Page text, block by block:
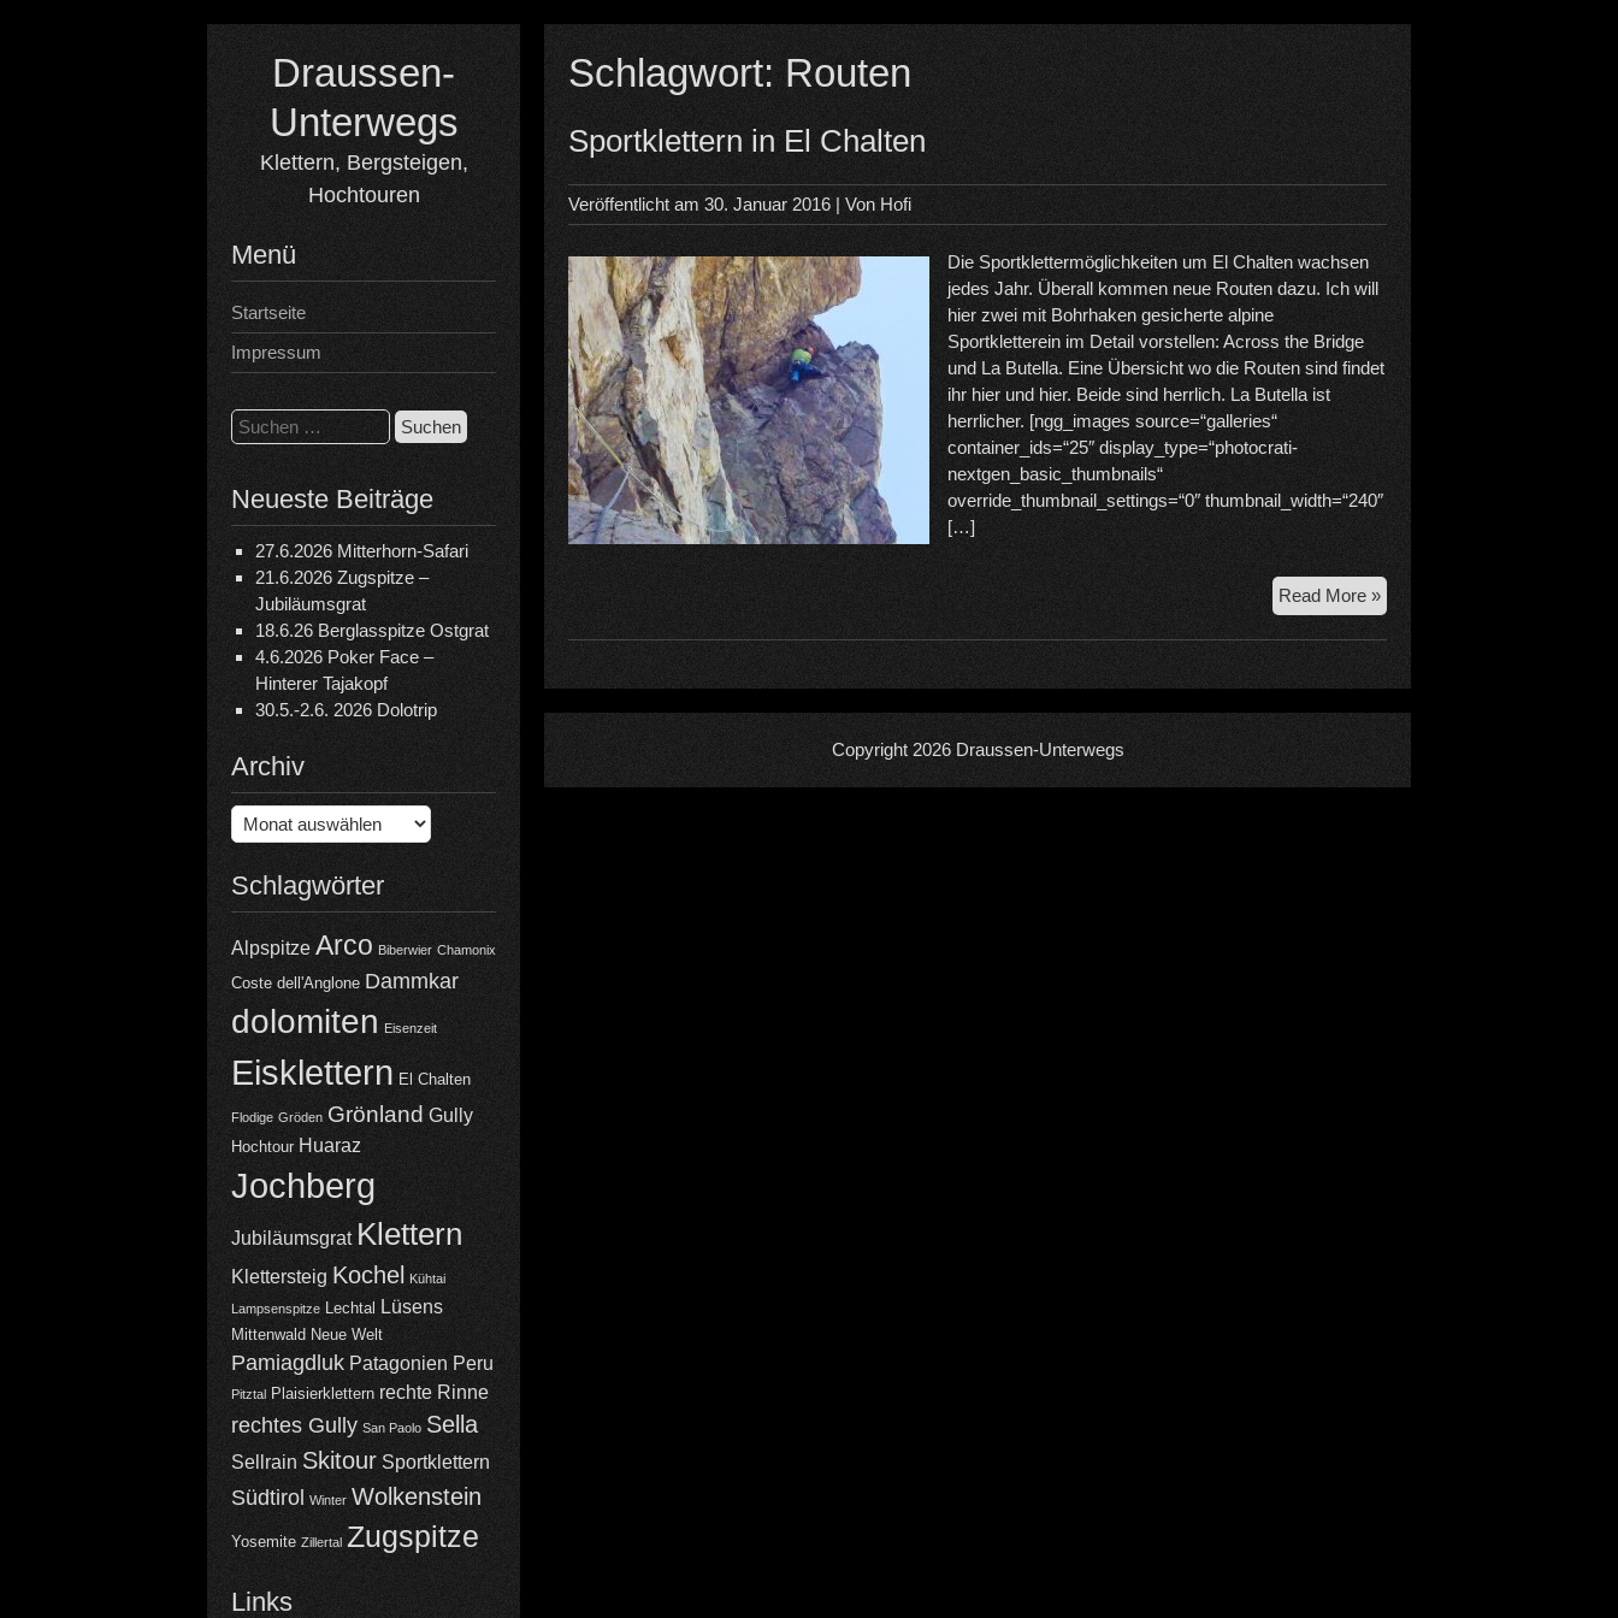
Draussen-
Unterwegs
Klettern, Bergsteigen,
Hochtouren
Menü
Startseite
Impressum
Suchen
nach:
Neueste Beiträge
27.6.2026 Mitterhorn-Safari
21.6.2026 Zugspitze –
Jubiläumsgrat
18.6.26 Berglasspitze Ostgrat
4.6.2026 Poker Face –
Hinterer Tajakopf
30.5.-2.6. 2026 Dolotrip
Archiv
Archiv
Schlagwörter
Alpspitze Arco Biberwier Chamonix
Coste dell'Anglone Dammkar
dolomiten Eisenzeit
Eisklettern El Chalten
Flodige Gröden Grönland Gully
Hochtour Huaraz
Jochberg
Jubiläumsgrat Klettern
Klettersteig Kochel Kühtai
Lampsenspitze Lechtal Lüsens
Mittenwald Neue Welt
Pamiagdluk Patagonien Peru
Pitztal Plaisierklettern rechte Rinne
rechtes Gully San Paolo Sella
Sellrain Skitour Sportklettern
Südtirol Winter Wolkenstein
Yosemite Zillertal Zugspitze
Links
Schlagwort: Routen
Sportklettern in El Chalten
Veröffentlicht am 30. Januar 2016 | Von Hofi
Die Sportklettermöglichkeiten um El Chalten wachsen
jedes Jahr. Überall kommen neue Routen dazu. Ich will
hier zwei mit Bohrhaken gesicherte alpine
Sportkletterein im Detail vorstellen: Across the Bridge
und La Butella. Eine Übersicht wo die Routen sind findet
ihr hier und hier. Beide sind herrlich. La Butella ist
herrlicher. [ngg_images source=“galleries“
container_ids=“25″ display_type=“photocrati-
nextgen_basic_thumbnails“
override_thumbnail_settings=“0″ thumbnail_width=“240″
[…]
Read More »Sportklettern
in
El
Copyright 2026 Draussen-Unterwegs